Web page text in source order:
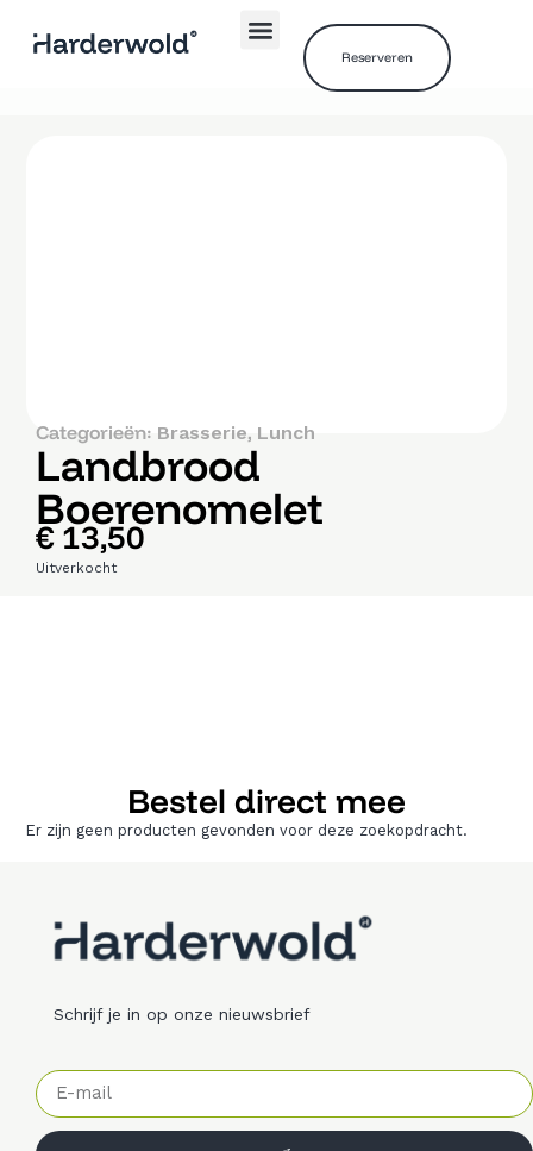
Reserveren
Categorieën: Brasserie, Lunch
Landbrood
Boerenomelet
€13,50
Uitverkocht
Bestel direct mee
Er zijn geen producten gevonden voor deze zoekopdracht.
Schrijf je in op onze nieuwsbrief